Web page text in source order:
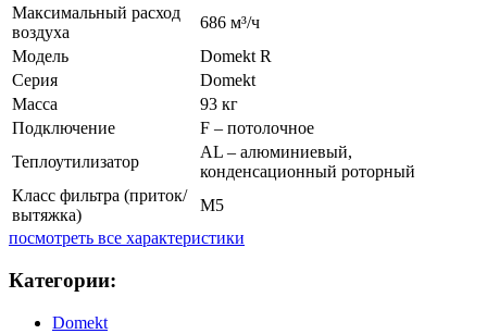
Максимальный расход
воздуха
686 м³/ч
Модель
Domekt R
Серия
Domekt
Масса
93 кг
Подключение
F – потолочное
Теплоутилизатор
AL – алюминиевый,
конденсационный роторный
Класс фильтра (приток/
вытяжка)
M5
посмотреть все характеристики
Категории:
Domekt